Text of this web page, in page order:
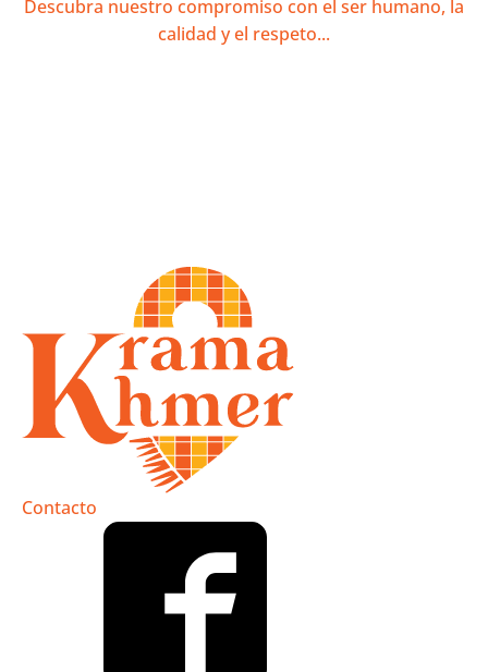
Descubra nuestro compromiso con el ser humano, la
calidad y el respeto...
Contacto